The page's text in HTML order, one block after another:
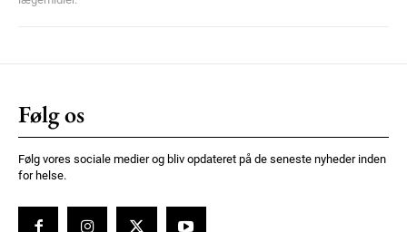
100DKK
Etiam est nibh, lobortis sit
Følg os
Følg vores sociale medier og bliv opdateret på de seneste nyheder inden
for helse.